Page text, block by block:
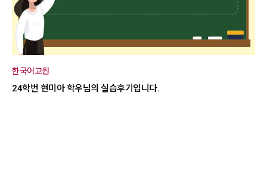
한국어교원
24학번 현미아 학우님의 실습후기입니다.